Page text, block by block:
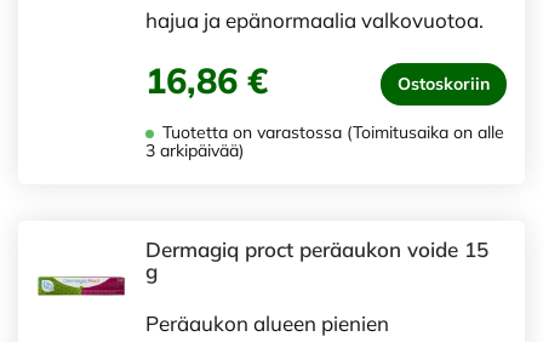
hajua ja epänormaalia valkovuotoa.
16,86 € Ostoskoriin
Tuotetta on varastossa (Toimitusaika on alle
3 arkipäivää)
Dermagiq proct peräaukon voide 15
g
Peräaukon alueen pienien